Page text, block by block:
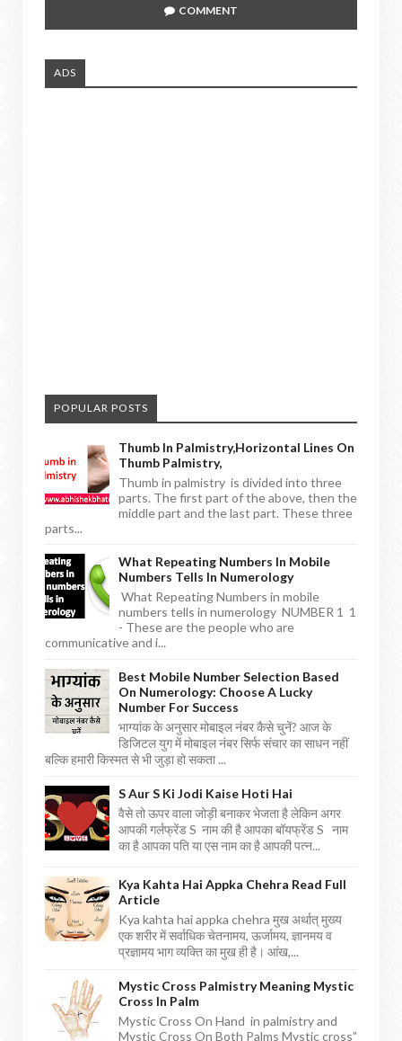
COMMENT
ADS
POPULAR POSTS
Thumb In Palmistry,horizontal Lines On
Thumb Palmistry,
Thumb in palmistry is divided into three
parts. The first part of the above, then the
middle part and the last part. These three
parts...
What Repeating Numbers In Mobile
Numbers Tells In Numerology
What Repeating Numbers in mobile
numbers tells in numerology NUMBER 1 1
- These are the people who are
communicative and i...
Best Mobile Number Selection Based
On Numerology: Choose A Lucky
Number For Success
भाग्यांक के अनुसार मोबाइल नंबर कैसे चुनें? आज के
डिजिटल युग में मोबाइल नंबर सिर्फ संचार का साधन नहीं
बल्कि हमारी किस्मत से भी जुड़ा हो सकता ...
S Aur S Ki Jodi Kaise Hoti Hai
वैसे तो ऊपर वाला जोड़ी बनाकर भेजता है लेकिन अगर
आपकी गर्लफ्रेंड S नाम की है आपका बॉयफ्रेंड S नाम
का है आपका पति या एस नाम का है आपकी पत्न...
Kya Kahta Hai Appka Chehra Read Full
Article
Kya kahta hai appka chehra मुख अर्थात् मुख्य
एक शरीर में सर्वाधिक चेतनामय, ऊर्जामय, ज्ञानमय व
प्रज्ञामय भाग व्यक्ति का मुख ही है। आंख,...
Mystic Cross Palmistry Meaning Mystic
Cross In Palm
Mystic Cross On Hand in palmistry and
Mystic Cross On Both Palms Mystic cross”